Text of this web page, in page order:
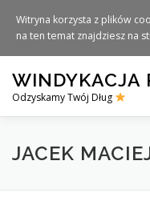
content
WINDYKACJA
Odzyskamy Twój Dług
JACEK
Witryna korzysta z plików
na ten temat znajdziesz na